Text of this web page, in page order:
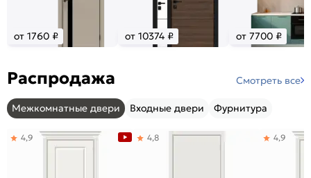
от 1760 ₽ от 10374 ₽ от 7700 ₽
Распродажа Смотреть все
Межкомнатные двери Входные двери Фурнитура
4,9 4,8 4,9